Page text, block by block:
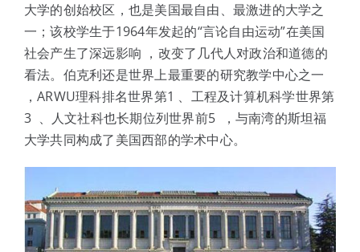
大学的创始校区，也是美国最自由、最激进的大学之
一；该校学生于1964年发起的“言论自由运动”在美国
社会产生了深远影响 ，改变了几代人对政治和道德的
看法。伯克利还是世界上最重要的研究教学中心之一
，ARWU理科排名世界第1 、工程及计算机科学世界第
3 、人文社科也长期位列世界前5 ，与南湾的斯坦福
大学共同构成了美国西部的学术中心。